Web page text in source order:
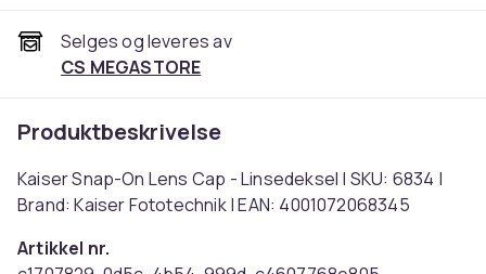
Selges og leveres av
CS MEGASTORE
Produktbeskrivelse
Kaiser Snap-On Lens Cap - Linsedeksel | SKU: 6834 |
Brand: Kaiser Fototechnik | EAN: 4001072068345
Artikkel nr.